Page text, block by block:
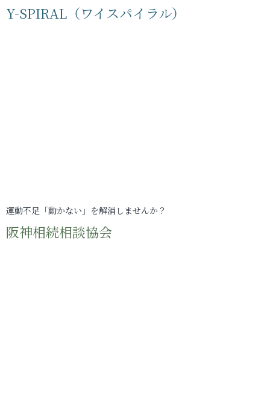
Y-SPIRAL（ワイスパイラル）
運動不足「動かない」を解消しませんか？
阪神相続相談協会